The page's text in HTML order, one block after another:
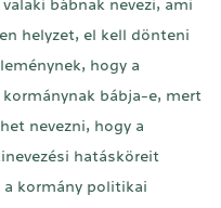
bábnak nevezi, ami
helyzet, el kell dönteni
hogy a
bábja-e, mert
nevezni, hogy a
hatásköreit
a kormány politikai